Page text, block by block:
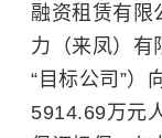
融资租赁有限
力（来凤）有
“目标公司”）
5914.69万元